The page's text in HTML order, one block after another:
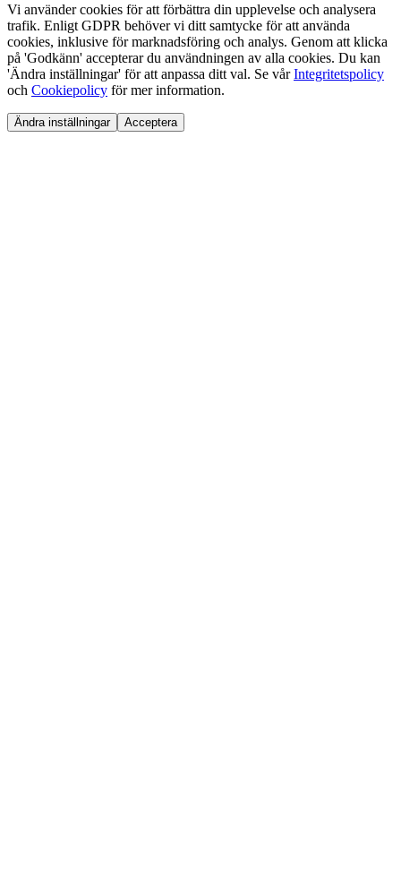
Vi använder cookies för att förbättra din upplevelse och analysera
trafik. Enligt GDPR behöver vi ditt samtycke för att använda
cookies, inklusive för marknadsföring och analys. Genom att klicka
på 'Godkänn' accepterar du användningen av alla cookies. Du kan
'Ändra inställningar' för att anpassa ditt val. Se vårIntegritetspolicy
och Cookiepolicy för mer information.
Ändra inställningar Acceptera